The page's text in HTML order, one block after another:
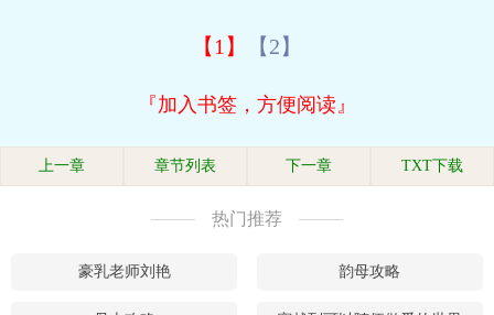
【1】 【2】
『加入书签，方便阅读』
上一章 章节列表 下一章 TXT下载
热门推荐
豪乳老师刘艳 韵母攻略